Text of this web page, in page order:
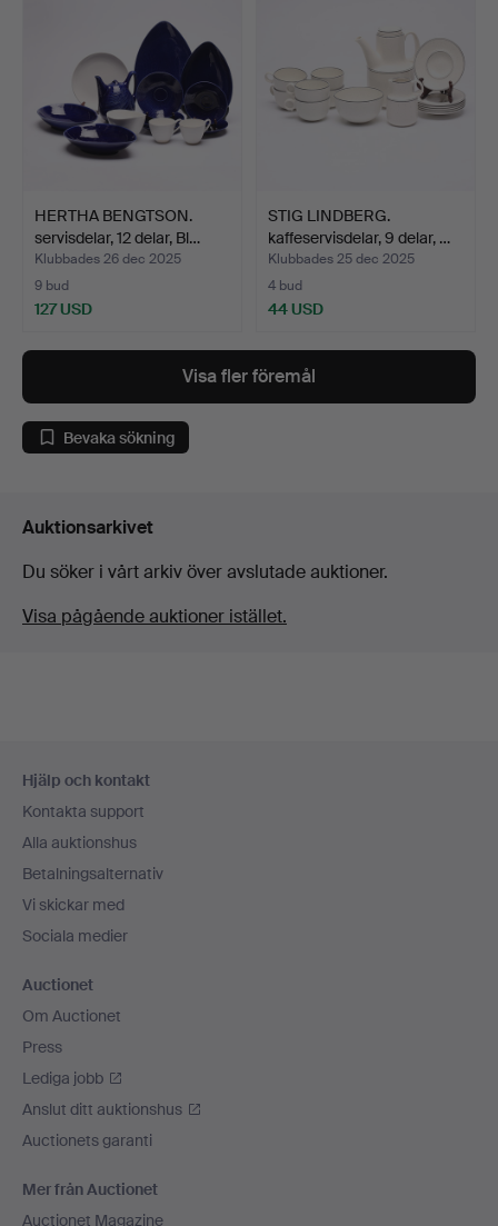
HERTHA BENGTSON.
servisdelar, 12 delar, Bl…
Klubbades 26 dec 2025
9 bud
127 USD
STIG LINDBERG.
kaffeservisdelar, 9 delar, …
Klubbades 25 dec 2025
4 bud
44 USD
Visa fler föremål
Bevaka sökning
Auktionsarkivet
Du söker i vårt arkiv över avslutade auktioner.
Visa pågående auktioner istället.
Hjälp och kontakt
Kontakta support
Alla auktionshus
Betalningsalternativ
Vi skickar med
Sociala medier
Auctionet
Om Auctionet
Press
Lediga jobb
Anslut ditt auktionshus
Auctionets garanti
Mer från Auctionet
Auctionet Magazine